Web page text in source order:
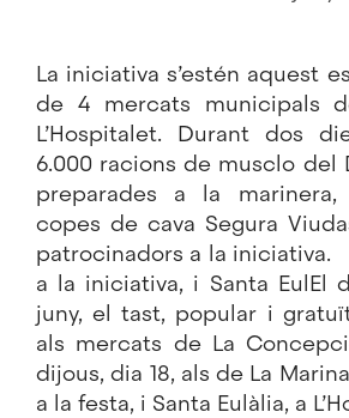
La iniciativa s’estén aquest
de 4 mercats municipals
L’Hospitalet. Durant dos
6.000 racions de musclo del
preparades a la
copes de cava Segura
patrocinadors a la iniciativa.
a la iniciativa, i Santa EulEl
juny, el tast, popular i
als mercats de La
dijous, dia 18, als de La
a la festa, i Santa Eulàlia, a